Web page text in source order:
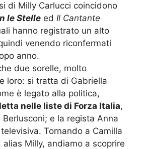
di Milly Carlucci coincidono
le Stelle ed Il Cantante
hanno registrato un alto
venendo riconfermati
anno.
due sorelle, molto
loro: si tratta di Gabriella
è legato alla politica,
nelle liste di Forza Italia,
e la regista Anna
Tornando a Camilla
alias Milly, andiamo a scoprire